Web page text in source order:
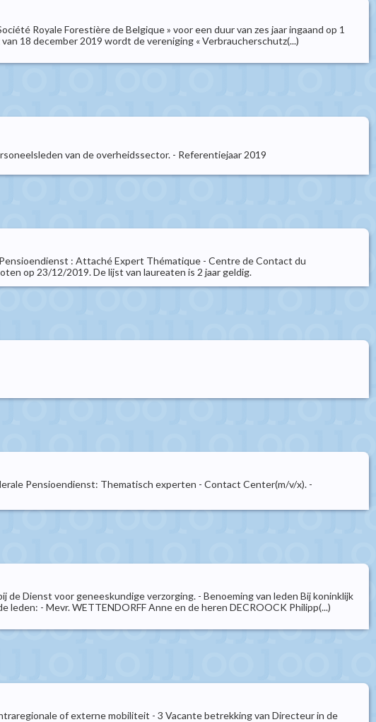
Royale Forestière de Belgique » voor een duur van zes jaar ingaand op 1
18 december 2019 wordt de vereniging « Verbraucherschutz(...)
van de overheidssector. - Referentiejaar 2019
: Attaché Expert Thématique - Centre de Contact du
op 23/12/2019. De lijst van laureaten is 2 jaar geldig.
Pensioendienst: Thematisch experten - Contact Center(m/v/x). -
Dienst voor geneeskundige verzorging. - Benoeming van leden Bij koninklijk
- Mevr. WETTENDORFF Anne en de heren DECROOCK Philipp(...)
of externe mobiliteit - 3 Vacante betrekking van Directeur in de